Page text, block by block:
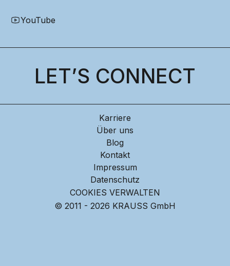
YouTube
LET’S CONNECT
Karriere
Über uns
Blog
Kontakt
Impressum
Datenschutz
COOKIES VERWALTEN
© 2011 - 2026 KRAUSS GmbH